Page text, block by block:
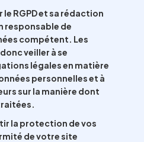
RGPD et sa rédaction
responsable de
compétent. Les
veiller à se
légales en matière
personnelles et à
sur la manière dont
la protection de vos
de votre site